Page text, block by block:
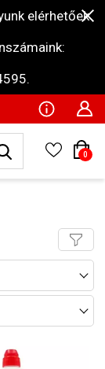
elérhetőek
0